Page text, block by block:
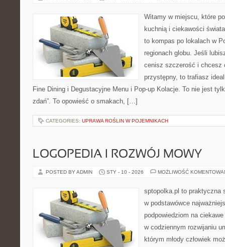
Witamy w miejscu, które
kuchnią i ciekawości
to kompas po lokalach w
regionach globu. Jeśli
cenisz szczerość i chcesz
przystępny, to trafiasz
Fine Dining i Degustacyjne Menu i Pop-up Kolacje. To nie jest
zdań”. To opowieść o smakach, […]
CATEGORIES: UPRAWA ROŚLIN W POJEMNIKACH
LOGOPEDIA I ROZWÓJ MOWY
POSTED BY ADMIN STY - 10 - 2026 MOŻLIWOŚĆ
sptopolka.pl to praktyczna
w podstawówce
podpowiedziom na
w codziennym rozwijaniu
którym młody człowiek